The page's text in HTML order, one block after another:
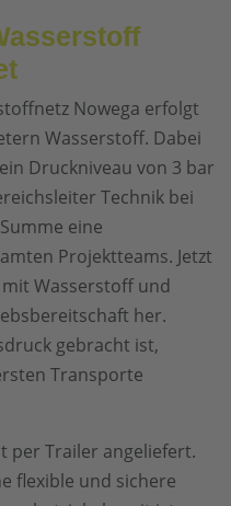
Nowega erfolgt
Wasserstoff. Dabei
Druckniveau von 3 bar
Technik bei
eine
Projektteams. Jetzt
Wasserstoff und
her.
gebracht ist,
Transporte
per Trailer angeliefert.
flexible und sichere